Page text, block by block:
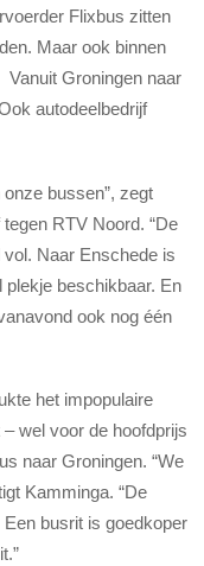
Flixbus zitten
Maar ook binnen
Groningen naar
autodeelbedrijf
bussen”, zegt
RTV Noord. “De
Naar Enschede is
plekje beschikbaar. En
ook nog één
het impopulaire
– wel voor de hoofdprijs
naar Groningen. “We
Kamminga. “De
busrit is goedkoper